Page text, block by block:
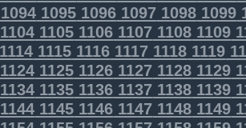
1094 1095 1096 1097 1098 1099
1104 1105 1106 1107 1108 1109
1114 1115 1116 1117 1118 1119
1124 1125 1126 1127 1128 1129
1134 1135 1136 1137 1138 1139
1144 1145 1146 1147 1148 1149